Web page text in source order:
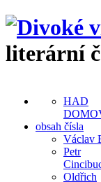
literární
HAD
obsah čísla
Václav
Petr
Oldřich